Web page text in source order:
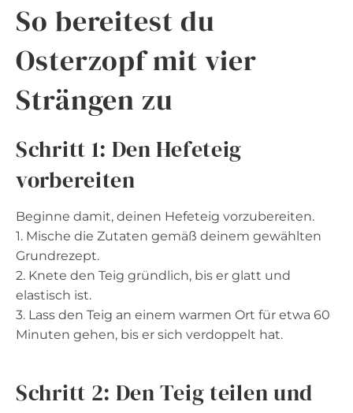
So bereitest du
Osterzopf mit vier
Strängen zu
Schritt 1: Den Hefeteig
vorbereiten
Beginne damit, deinen Hefeteig vorzubereiten.
1. Mische die Zutaten gemäß deinem gewählten
Grundrezept.
2. Knete den Teig gründlich, bis er glatt und
elastisch ist.
3. Lass den Teig an einem warmen Ort für etwa 60
Minuten gehen, bis er sich verdoppelt hat.
Schritt 2: Den Teig teilen und